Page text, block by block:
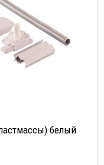
белый